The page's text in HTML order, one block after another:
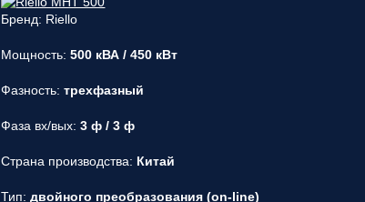
Бренд: Riello
Мощность:500 кВА / 450 кВт
Фазность:трехфазный
Фаза вх/вых:3 ф / 3 ф
Страна производства: Китай
Тип:двойного преобразования (on-line)